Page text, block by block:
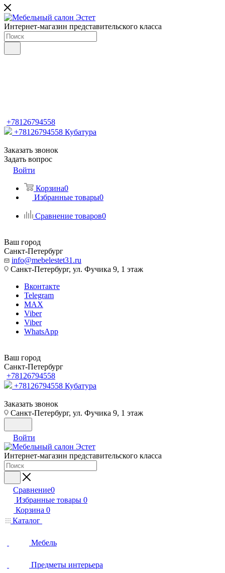
Интернет-магазин представительского класса
+78126794558
+78126794558 Кубатура
Заказать звонок
Задать вопрос
Войти
Корзина0
Избранные товары0
Сравнение товаров0
Ваш город
Санкт-Петербург
info@mebelestet31.ru
Санкт-Петербург, ул. Фучика 9, 1 этаж
Вконтакте
Telegram
MAX
Viber
Viber
WhatsApp
Ваш город
Санкт-Петербург
+78126794558
+78126794558 Кубатура
Заказать звонок
Санкт-Петербург, ул. Фучика 9, 1 этаж
Войти
Интернет-магазин представительского класса
Сравнение0
Избранные товары 0
Корзина 0
Каталог
Мебель
Предметы интерьера